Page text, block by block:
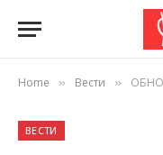
Home » Вести » ОБНОВЕНО:
ВЕСТИ